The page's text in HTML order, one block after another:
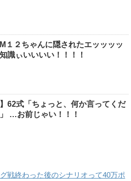
M１２ちゃんに隠されたエッッッッ
識ぃいいいい！！！！
】62式「ちょっと、何か言ってくだ
…お前じゃい！！！
戦終わった後のシナリオって40万ポ